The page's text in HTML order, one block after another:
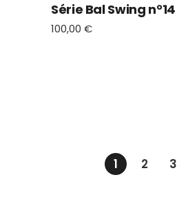
Série Bal Swing n°14
100,00 €
1 2 3